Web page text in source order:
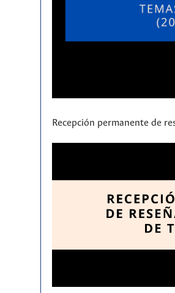
Recepción permanente de